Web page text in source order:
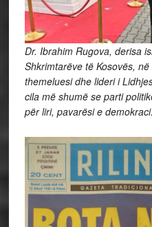
Dr. Ibrahim Rugova, derisa
Shkrimtarëve të Kosovës,
themeluesi dhe lideri i
cila më shumë se parti
për liri, pavarësi e demokraci.